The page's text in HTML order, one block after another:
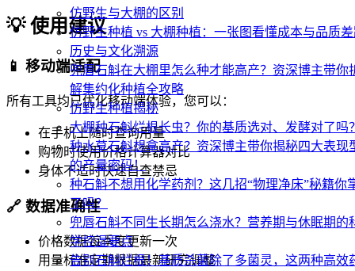
仿野生与大棚的区别
仿野生种植 vs 大棚种植：一张图看懂成本与品质
历史与文化溯源
兜唇石斛在大棚里怎么种才能高产？资深博主带你
解集约化种植全攻略
仿野生种植揭秘
大棚种石斛烂根长虫？你的基质选对、发酵对了吗
种水草石斛想拿高产？资深博主带你揭秘四大表现
的产量密码！
种石斛不想用化学药剂？这几招“物理净床”秘籍你
了吗？
兜唇石斛不同生长期怎么浇水？营养期与休眠期的
学控湿要点
告别石斛烂根！基质杀菌除了多菌灵，这两种高效
💡 使用建议
📱 移动端适配
所有工具均已优化移动端体验，您可以：
在手机上随时查询用量
购物时使用价格计算器对比
身体不适时快速自查禁忌
🔗 数据准确性
价格数据每季度更新一次
用量标准定期根据最新研究调整